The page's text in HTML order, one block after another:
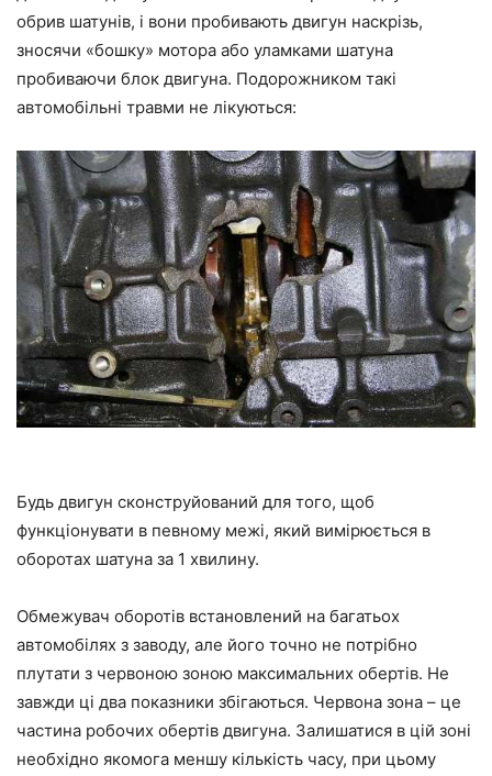
обрив шатунів, і вони пробивають двигун наскрізь,
зносячи «бошку» мотора або уламками шатуна
пробиваючи блок двигуна. Подорожником такі
автомобільні травми не лікуються:
Будь двигун сконструйований для того, щоб
функціонувати в певному межі, який вимірюється в
оборотах шатуна за 1 хвилину.
Обмежувач оборотів встановлений на багатьох
автомобілях з заводу, але його точно не потрібно
плутати з червоною зоною максимальних обертів. Не
завжди ці два показники збігаються. Червона зона – це
частина робочих обертів двигуна. Залишатися в цій зоні
необхідно якомога меншу кількість часу, при цьому